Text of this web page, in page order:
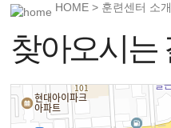
HOME > 훈련센터 소
찾아오시는